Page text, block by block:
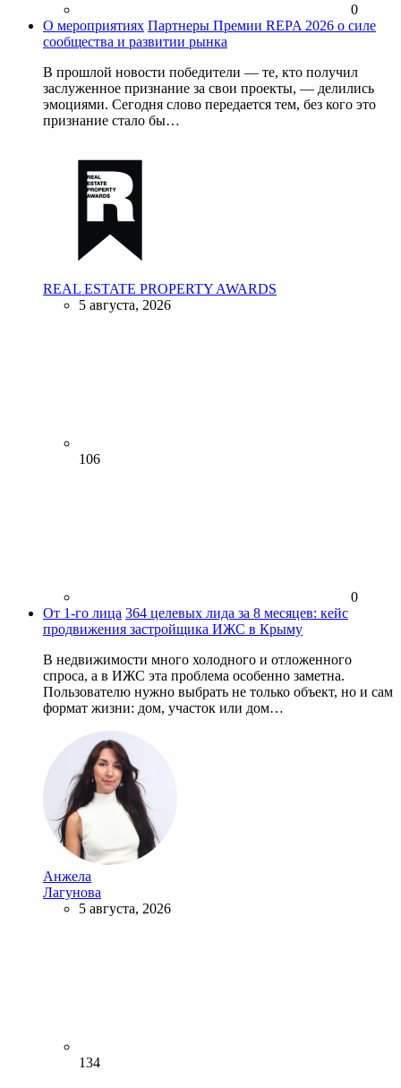
0
О мероприятиях Партнеры Премии REPA 2026 о силе
сообщества и развитии рынка
В прошлой новости победители — те, кто получил
заслуженное признание за свои проекты, — делились
эмоциями. Сегодня слово передается тем, без кого это
признание стало бы…
REAL ESTATE PROPERTY AWARDS
5 августа, 2026
106
0
От 1-го лица 364 целевых лида за 8 месяцев: кейс
продвижения застройщика ИЖС в Крыму
В недвижимости много холодного и отложенного
спроса, а в ИЖС эта проблема особенно заметна.
Пользователю нужно выбрать не только объект, но и сам
формат жизни: дом, участок или дом…
Анжела
Лагунова
5 августа, 2026
134